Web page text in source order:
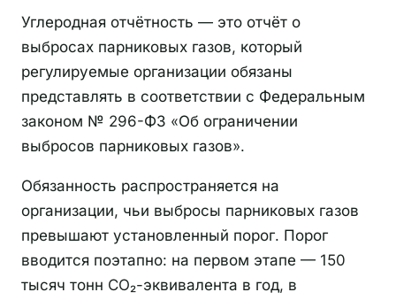
Углеродная отчётность — это отчёт о
выбросах парниковых газов, который
регулируемые организации обязаны
представлять в соответствии с Федеральным
законом № 296-ФЗ «Об ограничении
выбросов парниковых газов».
Обязанность распространяется на
организации, чьи выбросы парниковых газов
превышают установленный порог. Порог
вводится поэтапно: на первом этапе — 150
тысяч тонн CO₂-эквивалента в год, в